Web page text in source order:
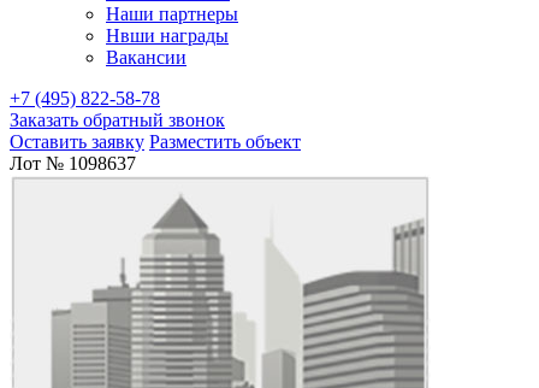
Наши партнеры
Нвши награды
Вакансии
+7 (495) 822-58-78
Заказать обратный звонок
Оставить заявку Разместить объект
Лот № 1098637